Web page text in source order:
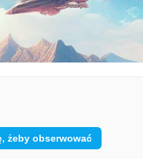
żeby obserwować